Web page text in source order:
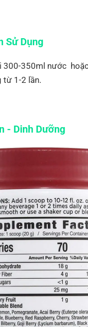
Sử Dụng
300-350ml nước
từ 1-2 lần.
- Dinh Dưỡng